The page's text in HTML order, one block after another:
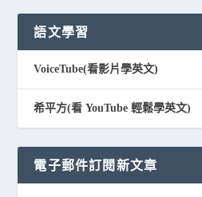
語文學習
VoiceTube(看影片學英文)
希平方(看 YouTube 輕鬆學英文)
電子郵件訂閱新文章